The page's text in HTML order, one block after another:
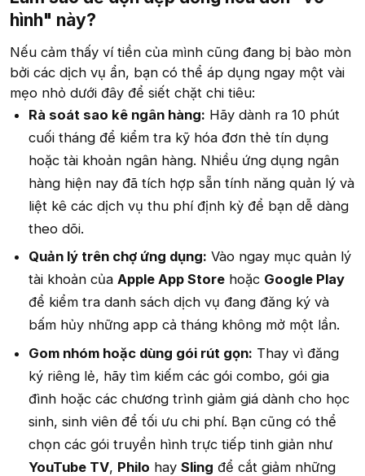
hình" này?​
Nếu cảm thấy ví tiền của mình cũng đang bị bào mòn
bởi các dịch vụ ẩn, bạn có thể áp dụng ngay một vài
mẹo nhỏ dưới đây để siết chặt chi tiêu:
Rà soát sao kê ngân hàng: Hãy dành ra 10 phút
cuối tháng để kiểm tra kỹ hóa đơn thẻ tín dụng
hoặc tài khoản ngân hàng. Nhiều ứng dụng ngân
hàng hiện nay đã tích hợp sẵn tính năng quản lý và
liệt kê các dịch vụ thu phí định kỳ để bạn dễ dàng
theo dõi.
Quản lý trên chợ ứng dụng: Vào ngay mục quản lý
tài khoản củaApple App Store hoặc Google Play
để kiểm tra danh sách dịch vụ đang đăng ký và
bấm hủy những app cả tháng không mở một lần.
Gom nhóm hoặc dùng gói rút gọn: Thay vì đăng
ký riêng lẻ, hãy tìm kiếm các gói combo, gói gia
đình hoặc các chương trình giảm giá dành cho học
sinh, sinh viên để tối ưu chi phí. Bạn cũng có thể
chọn các gói truyền hình trực tiếp tinh giản như
YouTube TV, Philo haySling để cắt giảm những